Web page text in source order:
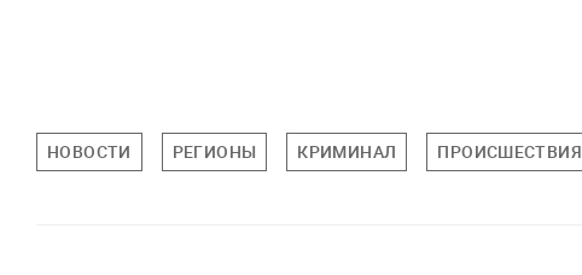
НОВОСТИ РЕГИОНЫ КРИМИНАЛ ПРОИСШЕСТВИЯ